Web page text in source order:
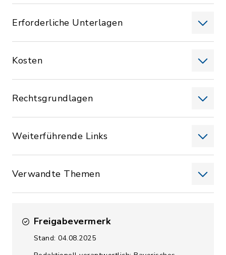
Erforderliche Unterlagen
Kosten
Rechtsgrundlagen
Weiterführende Links
Verwandte Themen
Freigabevermerk
Stand: 04.08.2025